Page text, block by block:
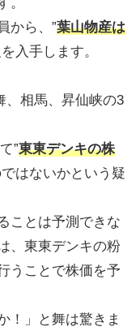
から、”葉山物産は
入手します。
、相馬、昇仙峡の3
”東東デンキの株
ではないかという疑
ことは予測できな
、東東デンキの粉
うことで株価を予
！」と舞は驚きま